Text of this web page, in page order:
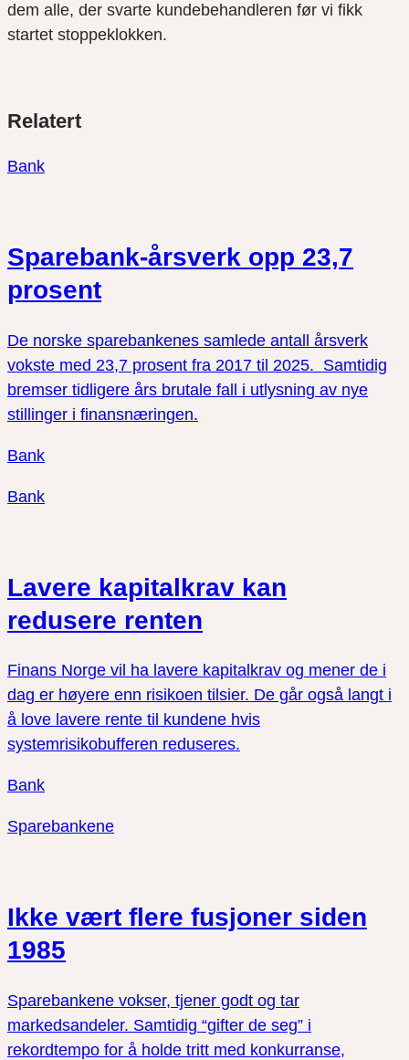
dem alle, der svarte kundebehandleren før vi fikk
startet stoppeklokken.
Del
Del
twitter
Del
facebook
Relatert
Bank
Sparebank-årsverk opp 23,7
prosent
De norske sparebankenes samlede antall årsverk
vokste med 23,7 prosent fra 2017 til 2025. Samtidig
bremser tidligere års brutale fall i utlysning av nye
stillinger i finansnæringen.
Bank
Bank
Lavere kapitalkrav kan
redusere renten
Finans Norge vil ha lavere kapitalkrav og mener de i
dag er høyere enn risikoen tilsier. De går også langt i
å love lavere rente til kundene hvis
systemrisikobufferen reduseres.
Bank
Sparebankene
Ikke vært flere fusjoner siden
1985
Sparebankene vokser, tjener godt og tar
markedsandeler. Samtidig “gifter de seg” i
rekordtempo for å holde tritt med konkurranse,